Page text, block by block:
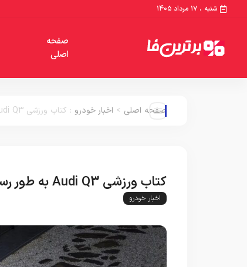
شنبه ، ۱۷ مرداد ۱۴۰۵
صفحه
اصلی
صفحه اصلی > اخبار خودرو : کتاب ورزشی Audi Q3 به طور رسمی رونمایی شد ، شاسی های کوپه کوچک و ورزش
کتاب ورزشی Audi Q3 به طور رسمی رونمایی شد ، شاسی های کوپه کوچک و ورزش
اخبار خودرو